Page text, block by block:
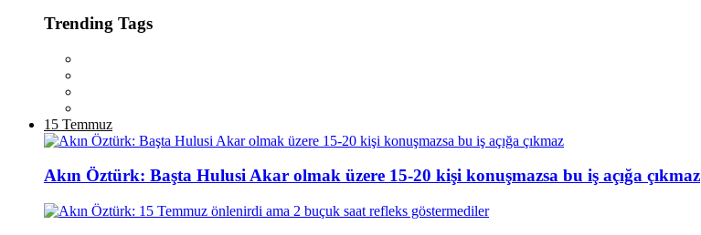
Trending Tags
15 Temmuz
Akın Öztürk: Başta Hulusi Akar olmak üzere 15-20 kişi konuşmazsa bu iş açığa çıkmaz